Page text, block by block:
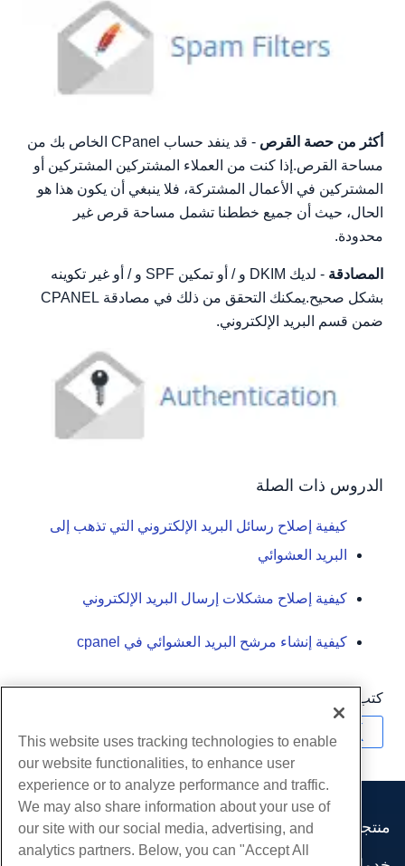
أكثر من حصة القرص
- قد ينفد حساب CPanel الخاص بك من
مساحة القرص.إذا كنت من العملاء المشتركين المشتركين أو
المشتركين في الأعمال المشتركة، فلا ينبغي أن يكون هذا هو
الحال، حيث أن جميع خططنا تشمل مساحة قرص غير
محدودة.
المصادقة
- لديك DKIM و / أو تمكين SPF و / أو غير تكوينه
بشكل صحيح.يمكنك التحقق من ذلك في مصادقة CPANEL
ضمن قسم البريد الإلكتروني.
الدروس ذات الصلة
كيفية إصلاح رسائل البريد الإلكتروني التي تذهب إلى
البريد العشوائي
كيفية إصلاح مشكلات إرسال البريد الإلكتروني
كيفية إنشاء مرشح البريد العشوائي في cpanel
كتب بواسطة
منتجات
استضافة الموقع
This website uses tracking technologies to enable
our website functionalities, to enhance user
experience or to analyze performance and traffic.
We may also share information about your use of
our site with our social media, advertising, and
analytics partners. Below, you can "Accept All